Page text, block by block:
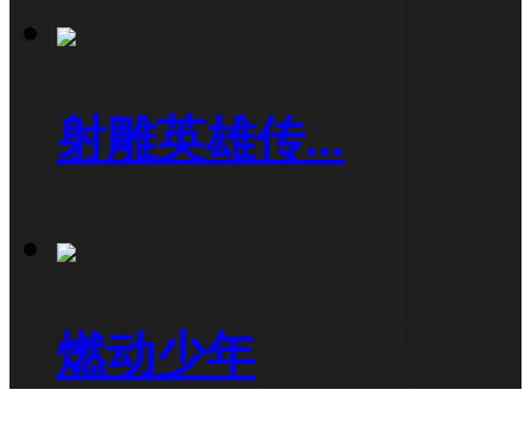
射雕英雄传...
燃动少年